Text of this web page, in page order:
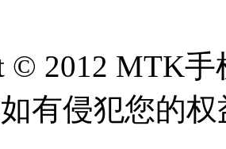
© 2012 MTK
有侵犯您的